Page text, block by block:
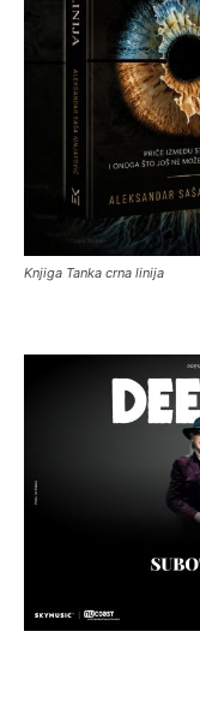
Knjiga Tanka crna linija